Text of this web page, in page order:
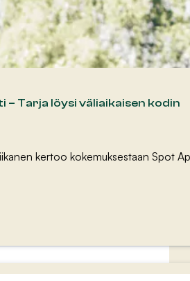
– Tarja löysi väliaikaisen kodin
kertoo kokemuksestaan Spot